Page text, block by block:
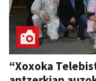
“Xoxoka